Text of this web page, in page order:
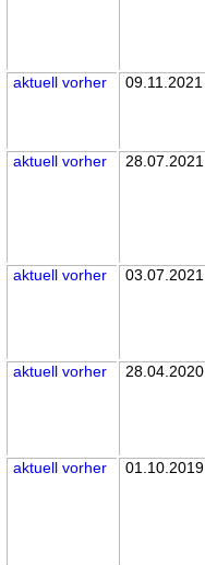
aktuell vorher 09.11.2021
aktuell vorher 28.07.2021
aktuell vorher 03.07.2021
aktuell vorher 28.04.2020
aktuell vorher 01.10.2019